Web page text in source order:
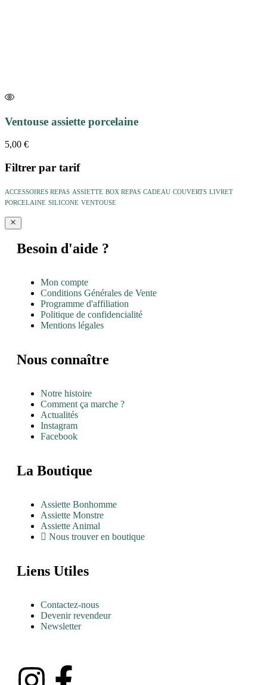
Ventouse assiette porcelaine
5,00 €
Filtrer par tarif
ACCESSOIRES REPAS ASSIETTE BOX REPAS CADEAU COUVERTS LIVRET
PORCELAINE SILICONE VENTOUSE
Besoin d'aide ?
Mon compte
Conditions Générales de Vente
Programme d'affiliation
Politique de confidencialité
Mentions légales
Nous connaître
Notre histoire
Comment ça marche ?
Actualités
Instagram
Facebook
La Boutique
Assiette Bonhomme
Assiette Monstre
Assiette Animal
Nous trouver en boutique
Liens Utiles
Contactez-nous
Devenir revendeur
Newsletter